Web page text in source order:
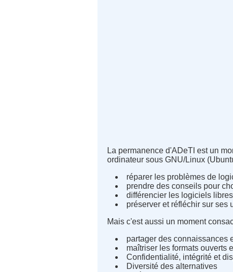
La permanence d'ADeTI est un
ordinateur sous GNU/Linux
réparer les problèmes de
prendre des conseils pour
différencier les logiciels
préserver et réfléchir sur ses
Mais c'est aussi un moment
partager des connaissances
maîtriser les formats ouverts
Confidentialité, intégrité et
Diversité des alternatives